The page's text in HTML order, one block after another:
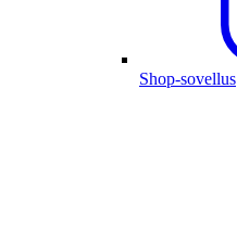
Shop-sovellus